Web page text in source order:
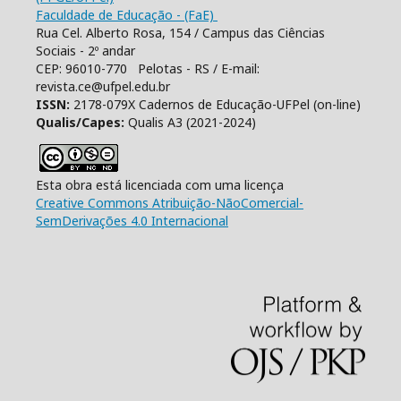
Faculdade de Educação - (FaE)
Rua Cel. Alberto Rosa, 154 / Campus das Ciências
Sociais - 2º andar
CEP: 96010-770 Pelotas - RS / E-mail:
revista.ce@ufpel.edu.br
ISSN: 2178-079X Cadernos de Educação-UFPel (on-line)
Qualis/Capes: Qualis A3 (2021-2024)
Esta obra está licenciada com uma licença
Creative Commons Atribuição-NãoComercial-
SemDerivações 4.0 Internacional